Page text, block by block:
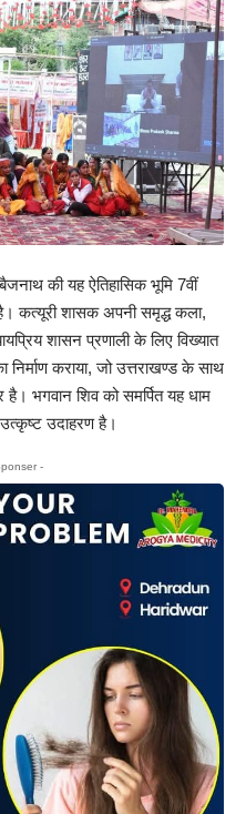
की यह ऐतिहासिक भूमि 7वीं
कत्यूरी शासक अपनी समृद्ध कला,
शासन प्रणाली के लिए विख्यात
कराया, जो उत्तराखण्ड के साथ
भगवान शिव को समर्पित यह धाम
उदाहरण है।
-